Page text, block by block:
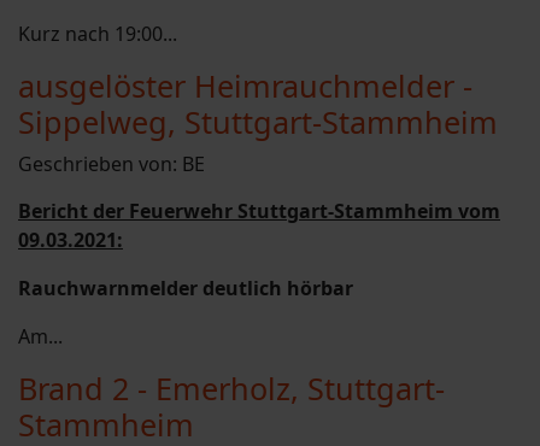
Kurz nach 19:00...
ausgelöster Heimrauchmelder -
Sippelweg, Stuttgart-Stammheim
Geschrieben von: BE
Bericht der Feuerwehr Stuttgart-Stammheim vom
09.03.2021:
Rauchwarnmelder deutlich hörbar
Am...
Brand 2 - Emerholz, Stuttgart-
Stammheim